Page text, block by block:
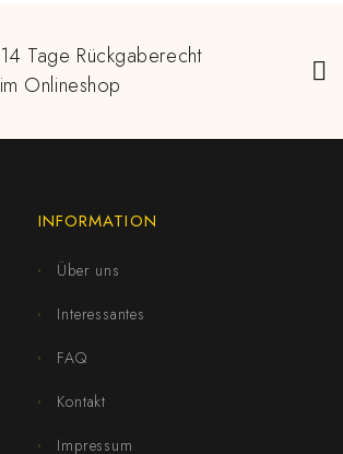
14 Tage Rückgaberecht
im Onlineshop
INFORMATION
Über uns
Interessantes
FAQ
Kontakt
Impressum